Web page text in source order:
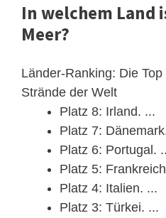
In welchem Land
Meer?
Länder-Ranking: Die
Strände der Welt ​
Platz 8: Irland. ...
Platz 7:
Platz 6: Portugal.
Platz 5:
Platz 4: Italien. ...
Platz 3: Türkei. ...